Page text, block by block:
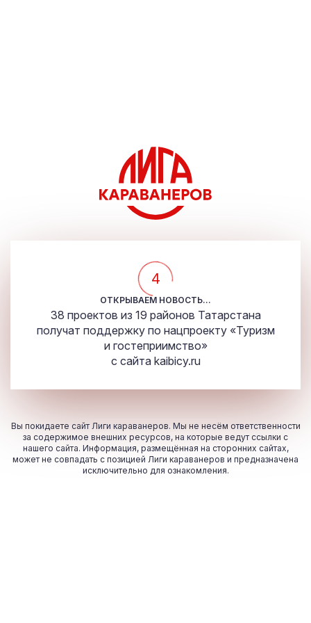
4
ОТКРЫВАЕМ НОВОСТЬ...
38 проектов из 19 районов Татарстана
получат поддержку по нацпроекту «Туризм
и гостеприимство»
с сайта kaibicy.ru
Вы покидаете сайт Лиги караванеров. Мы не несём ответственности
за содержимое внешних ресурсов, на которые ведут ссылки с
нашего сайта. Информация, размещённая на сторонних сайтах,
может не совпадать с позицией Лиги караванеров и предназначена
исключительно для ознакомления.